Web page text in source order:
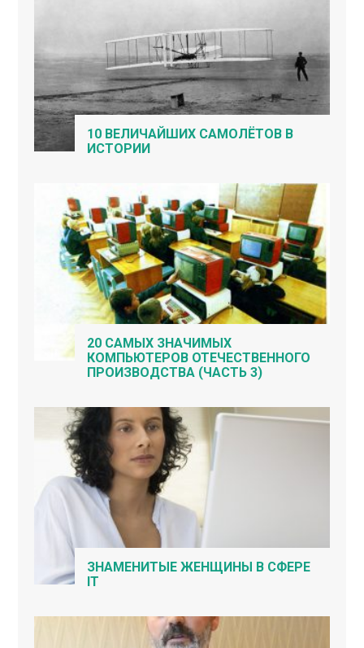
10 ВЕЛИЧАЙШИХ САМОЛЁТОВ В
ИСТОРИИ
20 САМЫХ ЗНАЧИМЫХ
КОМПЬЮТЕРОВ ОТЕЧЕСТВЕННОГО
ПРОИЗВОДСТВА (ЧАСТЬ 3)
ЗНАМЕНИТЫЕ ЖЕНЩИНЫ В СФЕРЕ
IT